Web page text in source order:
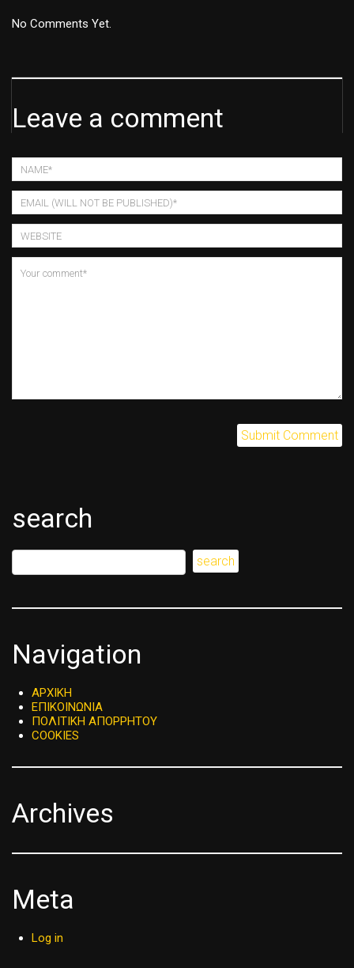
No Comments Yet.
Leave a comment
search
Navigation
ΑΡΧΙΚΗ
ΕΠΙΚΟΙΝΩΝΙΑ
ΠΟΛΙΤΙΚΗ ΑΠΟΡΡΗΤΟΥ
COOKIES
Archives
Meta
Log in